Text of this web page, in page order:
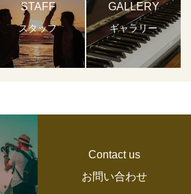
STAFF
スタッフ
GALLERY
ギャラリー
Contact us
お問い合わせ